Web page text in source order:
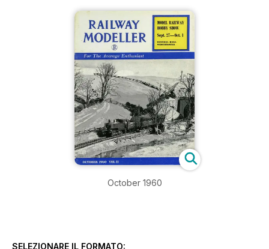
October 1960
SELEZIONARE IL FORMATO: